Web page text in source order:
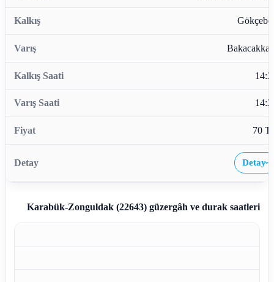
70
Detay›
Karabük-Zonguldak (22643)güzergâh ve durak saatleri